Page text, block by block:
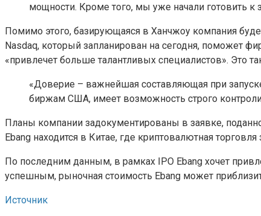
мощности. Кроме того, мы уже начали готовить к
Помимо этого, базирующаяся в Ханчжоу компания
Nasdaq, который запланирован на сегодня, поможет
«привлечет больше талантливых специалистов». Это
«Доверие – важнейшая составляющая при
биржам США, имеет возможность строго
Планы компании задокументированы в заявке,
Ebang находится в Китае, где криптовалютная
По последним данным, в рамках IPO Ebang хочет
успешным, рыночная стоимость Ebang может
Источник